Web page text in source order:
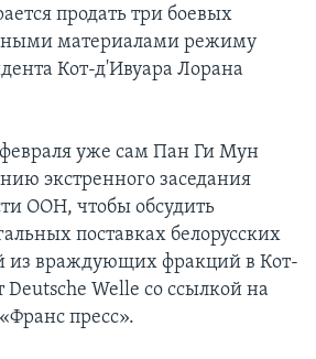
продать три боевых
материалами режиму
Кот-д'Ивуара Лорана
уже сам Пан Ги Мун
экстренного заседания
ООН, чтобы обсудить
поставках белорусских
из враждующих фракций в Кот-
Deutsche Welle со ссылкой на
пресс».